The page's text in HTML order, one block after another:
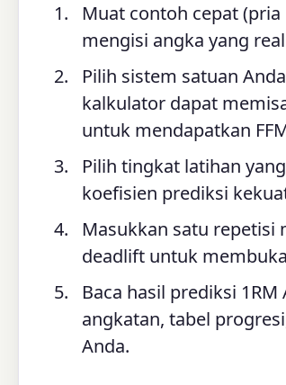
Muat contoh cepat
mengisi angka yang
Pilih sistem satuan
kalkulator dapat
untuk mendapatkan
Pilih tingkat latihan
koefisien prediksi
Masukkan satu repetisi
deadlift untuk
Baca hasil prediksi
angkatan, tabel
Anda.